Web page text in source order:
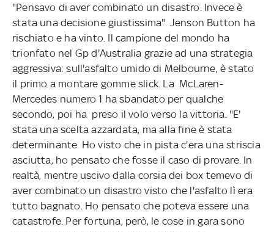
"Pensavo di aver combinato un disastro. Invece è
stata una decisione giustissima". Jenson Button ha
rischiato e ha vinto. Il campione del mondo ha
trionfato nel Gp d'Australia grazie ad una strategia
aggressiva: sull'asfalto umido di Melbourne, è stato
il primo a montare gomme slick. La McLaren-
Mercedes numero 1 ha sbandato per qualche
secondo, poi ha preso il volo verso la vittoria. "E'
stata una scelta azzardata, ma alla fine è stata
determinante. Ho visto che in pista c'era una striscia
asciutta, ho pensato che fosse il caso di provare. In
realtà, mentre uscivo dalla corsia dei box temevo di
aver combinato un disastro visto che l'asfalto lì era
tutto bagnato. Ho pensato che poteva essere una
catastrofe. Per fortuna, però, le cose in gara sono